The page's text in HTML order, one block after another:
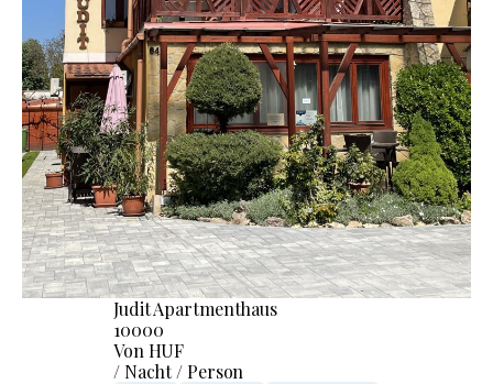
Judit Apartmenthaus
10000
Von HUF
/ Nacht / Person